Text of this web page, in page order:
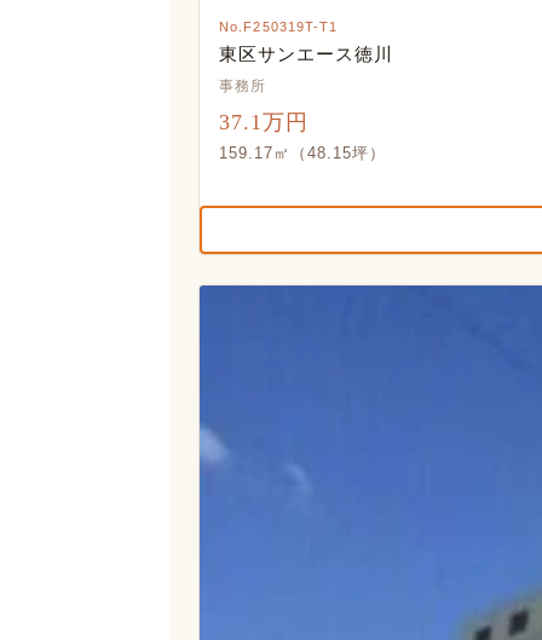
No.F250319T-T1
東区サンエース徳川
事務所
37.1万円
159.17㎡（48.15坪）